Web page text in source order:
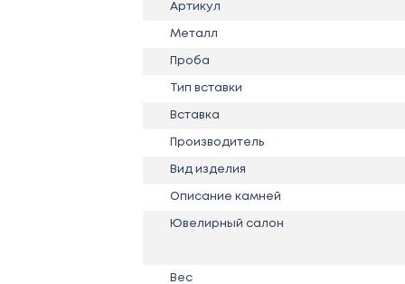
Артикул
Металл
Проба
Тип вставки
Вставка
Производитель
Вид изделия
Описание камней
Ювелирный салон
Вес